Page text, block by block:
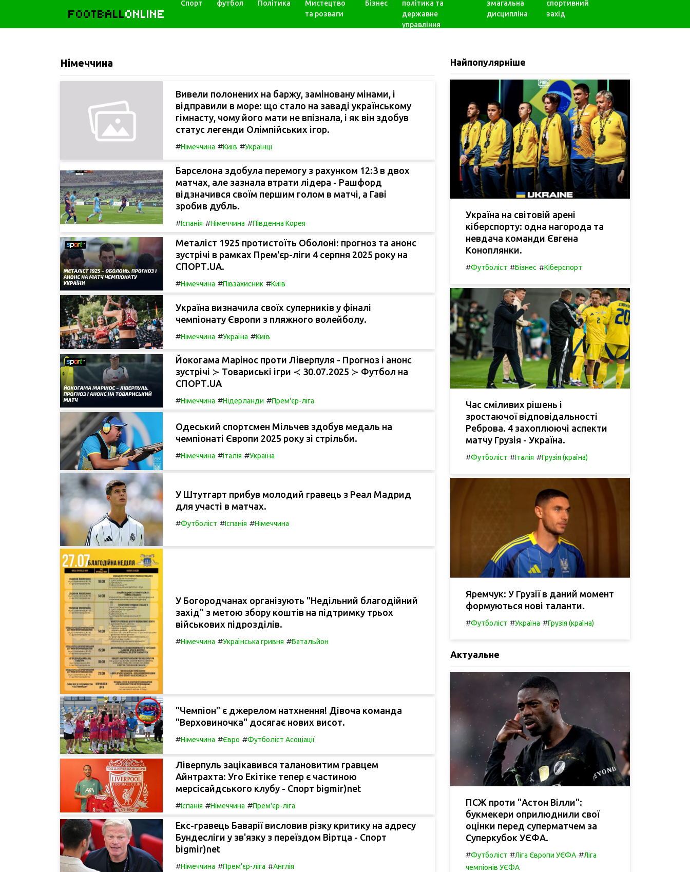
FOOTBALLONLINE
Спорт футбол Політика
Мистецтво
та розваги
Бізнес
політика та
державне
управління
змагальна
дисципліна
спортивний
захід
Німеччина
Вивели полонених на баржу, заміновану мінами, і
відправили в море: що стало на заваді українському
гімнасту, чому його мати не впізнала, і як він здобув
статус легенди Олімпійських ігор.
#Німеччина #Київ #Українці
Барселона здобула перемогу з рахунком 12:3 в двох
матчах, але зазнала втрати лідера - Рашфорд
відзначився своїм першим голом в матчі, а Гаві
зробив дубль.
#Іспанія #Німеччина #Південна Корея
Металіст 1925 протистоїть Оболоні: прогноз та анонс
зустрічі в рамках Прем'єр-ліги 4 серпня 2025 року на
СПОРТ.UA.
#Німеччина #Півзахисник #Київ
Україна визначила своїх суперників у фіналі
чемпіонату Європи з пляжного волейболу.
#Німеччина #Україна #Київ
Йокогама Марінос проти Ліверпуля - Прогноз і анонс
зустрічі ≻ Товариські ігри ≺ 30.07.2025 ≻ Футбол на
СПОРТ.UA
#Німеччина #Нідерланди #Прем'єр-ліга
Одеський спортсмен Мільчев здобув медаль на
чемпіонаті Європи 2025 року зі стрільби.
#Німеччина #Італія #Україна
У Штутгарт прибув молодий гравець з Реал Мадрид
для участі в матчах.
#Футболіст #Іспанія #Німеччина
У Богородчанах організують "Недільний благодійний
захід" з метою збору коштів на підтримку трьох
військових підрозділів.
#Німеччина #Українська гривня #Батальйон
"Чемпіон" є джерелом натхнення! Дівоча команда
"Верховиночка" досягає нових висот.
#Німеччина #Євро #Футболіст Асоціації
Ліверпуль зацікавився талановитим гравцем
Айнтрахта: Уго Екітіке тепер є частиною
мерсісайдського клубу - Спорт bigmir)net
#Іспанія #Німеччина #Прем'єр-ліга
Екс-гравець Баварії висловив різку критику на адресу
Бундесліги у зв'язку з переїздом Віртца - Спорт
bigmir)net
#Німеччина #Прем'єр-ліга #Англія
Найпопулярніше
Україна на світовій арені
кіберспорту: одна нагорода та
невдача команди Євгена
Коноплянки.
#Футболіст #Бізнес #Кіберспорт
Час сміливих рішень і
зростаючої відповідальності
Реброва. 4 захоплюючі аспекти
матчу Грузія - Україна.
#Футболіст #Італія #Грузія (країна)
Яремчук: У Грузії в даний момент
формуються нові таланти.
#Футболіст #Україна #Грузія (країна)
Актуальне
ПСЖ проти "Астон Вілли":
букмекери оприлюднили свої
оцінки перед суперматчем за
Суперкубок УЄФА.
#Футболіст #Ліга Європи УЄФА #Ліга
чемпіонів УЄФА